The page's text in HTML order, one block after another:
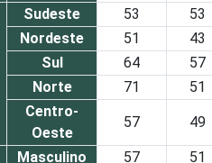
Sudeste 53 53
Nordeste
51 43
Sul
64 57
Norte
71 51
Centro-
Oeste
57 49
Masculino 57 51